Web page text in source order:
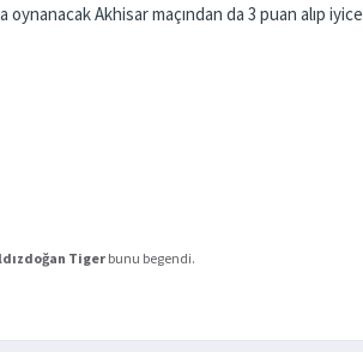
Akhisar maçından da 3 puan alıp iyice
Tiger bunu begendi.